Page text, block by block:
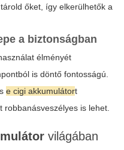
őket, így elkerülhetők a
a biztonságban
élményét
is döntő fontosságú.
e cigi akkumulátort
robbanásveszélyes is lehet.
világában